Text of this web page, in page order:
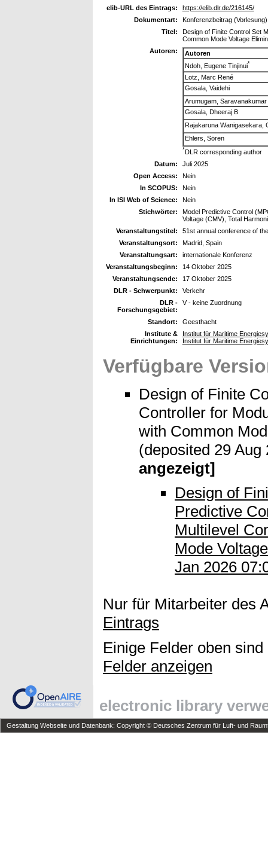
elib-URL des Eintrags:
https://elib.dlr.de/216145/
Dokumentart:
Konferenzbeitrag (Vorlesung)
Titel:
Design of Finite Control Set
Common Mode Voltage
Autoren:
Autoren
Ndoh, Eugene Tinjinui*
Lotz, Marc René
Gosala, Vaidehi
Arumugam, Saravanakumar
Gosala, Dheeraj B
Rajakaruna Wanigasekara,
Ehlers, Sören
*DLR corresponding author
Datum:
Juli 2025
Open Access:
Nein
In SCOPUS:
Nein
In ISI Web of Science:
Nein
Stichwörter:
Model Predictive Control
Voltage (CMV), Total
Veranstaltungstitel:
51st annual conference of
Veranstaltungsort:
Madrid, Spain
Veranstaltungsart:
internationale Konferenz
Veranstaltungsbeginn:
14 Oktober 2025
Veranstaltungsende:
17 Oktober 2025
DLR - Schwerpunkt:
Verkehr
DLR -
Forschungsgebiet:
V - keine Zuordnung
Standort:
Geesthacht
Institute &
Einrichtungen:
Institut für Maritime
Institut für Maritime
Verfügbare
Design of Finite
Controller for
with Common
(deposited 29 Aug
angezeigt]
Design of
Predictive
Multilevel
Mode
Jan 2026
Nur für Mitarbeiter des
Eintrags
Einige Felder oben
Felder anzeigen
electronic library
Gestaltung Webseite und Datenbank: Copyright © Deutsches Zentrum für Luft- und